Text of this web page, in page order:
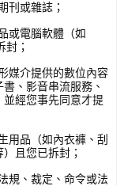
刊或雜誌；
或電腦軟體（如
封；
媒介提供的數位內容
、影音串流服務、
經您事先同意才提
用品（如內衣褲、刮
且您已拆封；
規、裁定、命令或法